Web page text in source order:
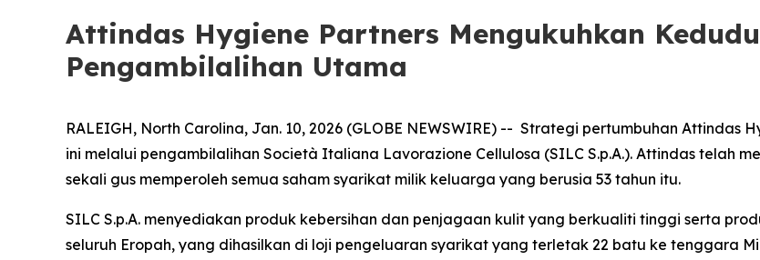
Attindas Hygiene Partners Mengukuhkan
Pengambilalihan Utama
RALEIGH, North Carolina, Jan. 10, 2026 (GLOBE NEWSWIRE) -- Strategi pertumbuhan Attindas
ini melalui pengambilalihan Società Italiana Lavorazione Cellulosa (SILC S.p.A.). Attindas telah
sekali gus memperoleh semua saham syarikat milik keluarga yang berusia 53 tahun itu.
SILC S.p.A. menyediakan produk kebersihan dan penjagaan kulit yang berkualiti tinggi serta
seluruh Eropah, yang dihasilkan di loji pengeluaran syarikat yang terletak 22 batu ke tenggara